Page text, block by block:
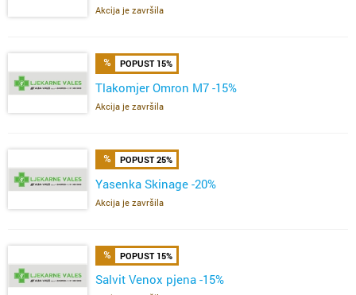
Akcija je završila
POPUST 15%
Tlakomjer Omron M7 -15%
Akcija je završila
POPUST 25%
Yasenka Skinage -20%
Akcija je završila
POPUST 15%
Salvit Venox pjena -15%